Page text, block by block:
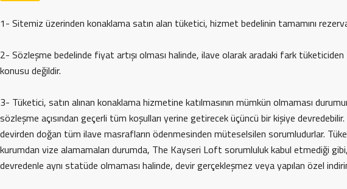
1- Sitemiz üzerinden konaklama satın alan tüketici, hizmet bedelinin tamamını
2- Sözleşme bedelinde fiyat artışı olması halinde, ilave olarak aradaki fark
konusu değildir.
3- Tüketici, satın alınan konaklama hizmetine katılmasının mümkün olmaması
sözleşme açısından geçerli tüm koşulları yerine getirecek üçüncü bir kişiye
devirden doğan tüm ilave masrafların ödenmesinden müteselsilen sorumludurlar.
kurumdan vize alamamaları durumda, The Kayseri Loft sorumluluk kabul etmediği
devredenle aynı statüde olmaması halinde, devir gerçekleşmez veya yapılan özel